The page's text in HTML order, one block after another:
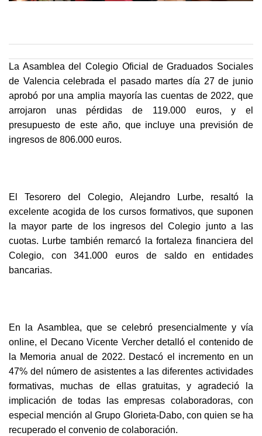
La Asamblea del Colegio Oficial de Graduados Sociales
de Valencia celebrada el pasado martes día 27 de junio
aprobó por una amplia mayoría las cuentas de 2022, que
arrojaron unas pérdidas de 119.000 euros, y el
presupuesto de este año, que incluye una previsión de
ingresos de 806.000 euros.
El Tesorero del Colegio, Alejandro Lurbe, resaltó la
excelente acogida de los cursos formativos, que suponen
la mayor parte de los ingresos del Colegio junto a las
cuotas. Lurbe también remarcó la fortaleza financiera del
Colegio, con 341.000 euros de saldo en entidades
bancarias.
En la Asamblea, que se celebró presencialmente y vía
online, el Decano Vicente Vercher detalló el contenido de
la Memoria anual de 2022. Destacó el incremento en un
47% del número de asistentes a las diferentes actividades
formativas, muchas de ellas gratuitas, y agradeció la
implicación de todas las empresas colaboradoras, con
especial mención al Grupo Glorieta-Dabo, con quien se ha
recuperado el convenio de colaboración.